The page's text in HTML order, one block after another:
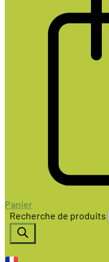
Panier
Recherche de produits